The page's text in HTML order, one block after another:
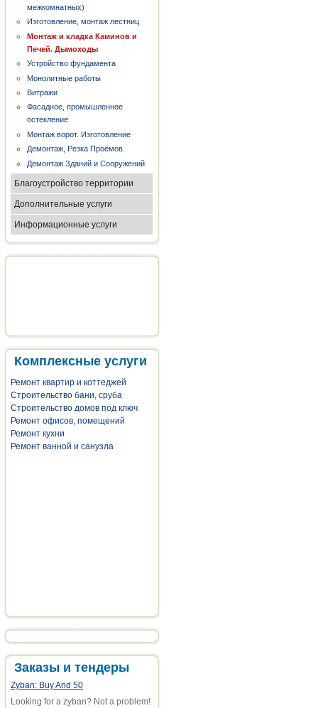
межкомнатных)
Изготовление, монтаж лестниц
Монтаж и кладка Каминов и
Печей. Дымоходы
Устройство фундамента
Монолитные работы
Витражи
Фасадное, промышленное
остекление
Монтаж ворот. Изготовление
Демонтаж, Резка Проёмов.
Демонтаж Зданий и Сооружений
Благоустройство территории
Дополнительные услуги
Информационные услуги
Комплексные услуги
Ремонт квартир и коттеджей
Строительство бани, сруба
Строительство домов под ключ
Ремонт офисов, помещений
Ремонт кухни
Ремонт ванной и санузла
Заказы и тендеры
Zyban: Buy And 50
Looking for a zyban? Not a problem!